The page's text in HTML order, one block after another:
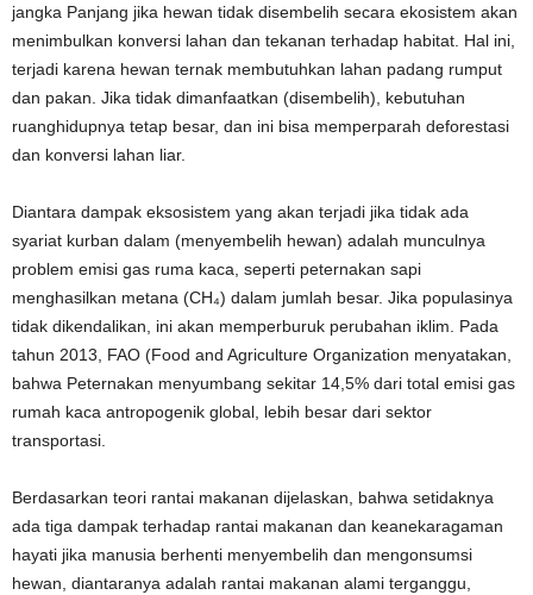
jangka Panjang jika hewan tidak disembelih secara ekosistem akan
menimbulkan konversi lahan dan tekanan terhadap habitat . Hal ini,
terjadi karena hewan ternak membutuhkan lahan padang rumput
dan pakan. Jika tidak dimanfaatkan (disembelih), kebutuhan
ruanghidupnya tetap besar, dan ini bisa memperparah deforestasi
dan konversi lahan liar.
Diantara dampak eksosistem yang akan terjadi jika tidak ada
syariat kurban dalam (menyembelih hewan) adalah munculnya
problem emisi gas ruma kaca, seperti peternakan sapi
menghasilkan metana (CH₄) dalam jumlah besar. Jika populasinya
tidak dikendalikan, ini akan memperburuk perubahan iklim . Pada
tahun 2013, FAO (Food and Agriculture Organization menyatakan,
bahwa Peternakan menyumbang sekitar 14,5% dari total emisi gas
rumah kaca antropogenik global, lebih besar dari sektor
transportasi
Berdasarkan teori rantai makanan dijelaskan, bahwa setidaknya
ada tiga dampak terhadap rantai makanan dan keanekaragaman
hayati jika manusia berhenti menyembelih dan mengonsumsi
hewan , diantaranya adalah rantai makanan alami terganggu,